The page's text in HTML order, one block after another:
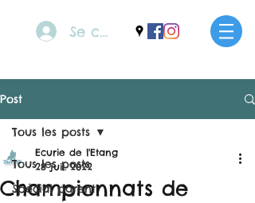
Se connecter
Post
Tous les posts
Spécial parent
Tous les posts
Championnats de
Ecurie de l'Etang
28 juil. 2022